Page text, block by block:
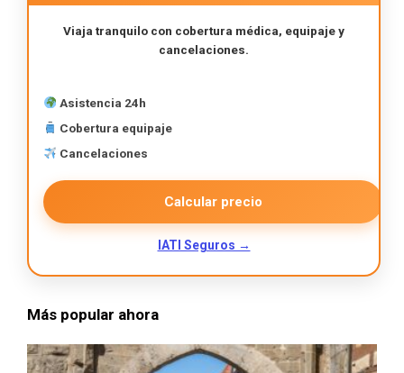
Viaja tranquilo con cobertura médica, equipaje y
cancelaciones.
Asistencia 24h
Cobertura equipaje
Cancelaciones
Calcular precio
IATI Seguros →
Más popular ahora